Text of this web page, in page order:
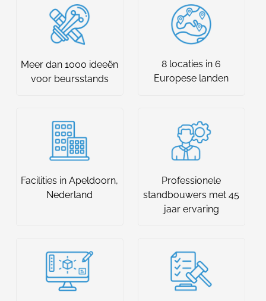
Meer dan 1000 ideeën
voor beursstands
8 locaties in 6
Europese landen
Facilities in Apeldoorn,
Nederland
Professionele
standbouwers met 45
jaar ervaring